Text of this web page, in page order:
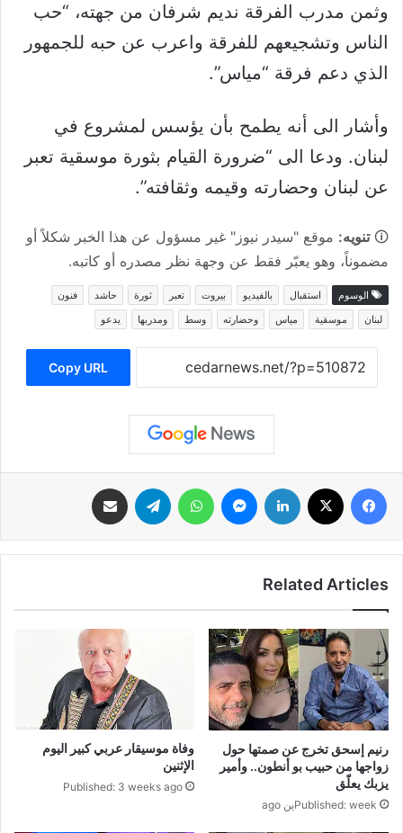
وثمن مدرب الفرقة نديم شرفان من جهته، “حب
الناس وتشجيعهم للفرقة واعرب عن حبه للجمهور
الذي دعم فرقة “مياس”.
وأشار الى أنه يطمح بأن يؤسس لمشروع في
لبنان. ودعا الى “ضرورة القيام بثورة موسقية تعبر
عن لبنان وحضارته وقيمه وثقافته”.
🛈تنويه: موقع "سيدر نيوز" غير مسؤول عن هذا الخبر شكلاً أو
مضموناً، وهو يعبّر فقط عن وجهة نظر مصدره أو كاتبه.
الوسوم استقبال بالفيديو بيروت تعبر ثورة حاشد
فنون
لبنان
موسقية مياس وحضارته وسط ومدربها يدعو
Copy URL
فيسبوك لينكدإن ماسنجر واتساب تيلقرام
Related Articles
رنيم إسحق تخرج عن صمتها حول
زواجها من حبيب بو أنطون.. وأمير
يزبك يعلّق
Published: weekين ago
وفاة موسيقار عربي كبير اليوم
الإثنين
Published: 3 weeks ago